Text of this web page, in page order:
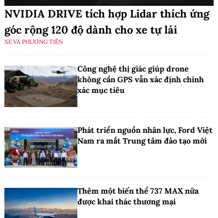
NVIDIA DRIVE tích hợp Lidar thích ứng
góc rộng 120 độ dành cho xe tự lái
XE VÀ PHƯƠNG TIỆN
Công nghệ thị giác giúp drone
không cần GPS vẫn xác định chính
xác mục tiêu
Phát triển nguồn nhân lực, Ford Việt
Nam ra mắt Trung tâm đào tạo mới
Thêm một biến thể 737 MAX nữa
được khai thác thương mại